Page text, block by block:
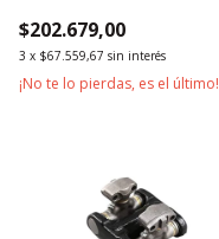
$202.679,00
3 x $67.559,67 sin interés
¡No te lo pierdas, es el último!